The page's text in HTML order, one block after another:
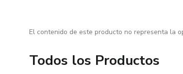
El contenido de este producto no representa la
Todos los Productos